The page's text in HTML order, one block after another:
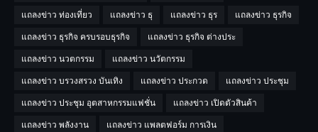
แถลงข่าว ท่องเที่ยว
แถลงข่าว ธุ แถลงข่าว ธุร
แถลงข่าว ธุรกิจ
แถลงข่าว ธุรกิจ ครบรอบธุรกิจ
แถลงข่าว ธุรกิจ ต่างประ
แถลงข่าว นวตกรรม
แถลงข่าว นวัตกรรม
แถลงข่าว บรวงสรวง บันเทิง
แถลงข่าว ประกวด
แถลงข่าว ประชุม
แถลงข่าว ประชุม อุตสาหกรรมแฟชั่น
แถลงข่าว เปิดตัวสินค้า
แถลงข่าว พลังงาน
แถลงข่าว แพลตฟอร์ม การเงิน